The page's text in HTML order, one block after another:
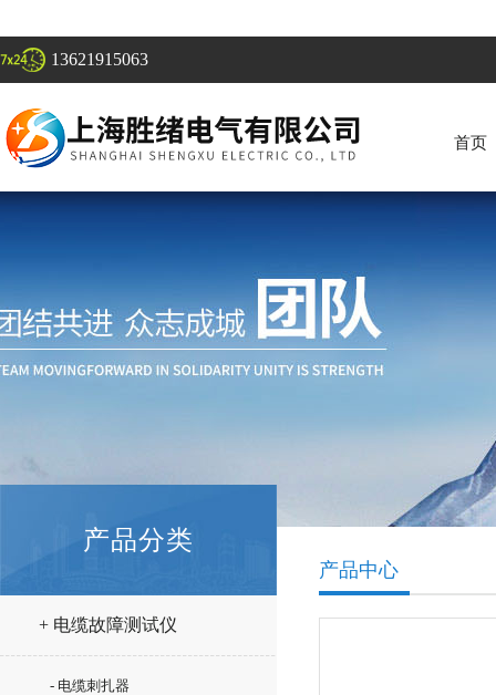
13621915063
首页
产品分类
+ 电缆故障测试仪
- 电缆刺扎器
产品中心